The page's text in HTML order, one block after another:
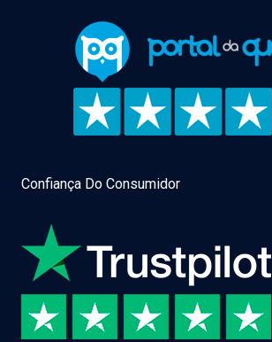
Confiança Do Consumidor